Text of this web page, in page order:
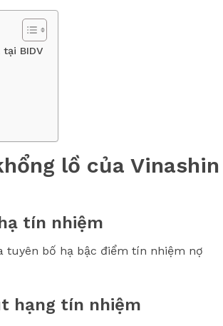
BIDV
lồ của Vinashin
tín nhiệm
tuyên bố hạ bậc điểm tín nhiệm nợ
hạng tín nhiệm